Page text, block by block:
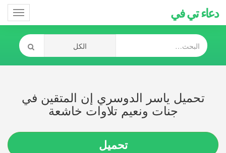
دعاء تي في
تحميل ياسر الدوسري إن المتقين في
جنات ونعيم تلاوات خاشعة
تحميل